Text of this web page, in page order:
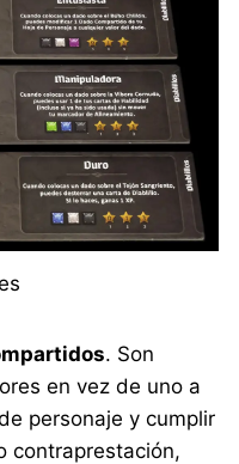
. Son
en vez de uno a
personaje y cumplir
contraprestación,